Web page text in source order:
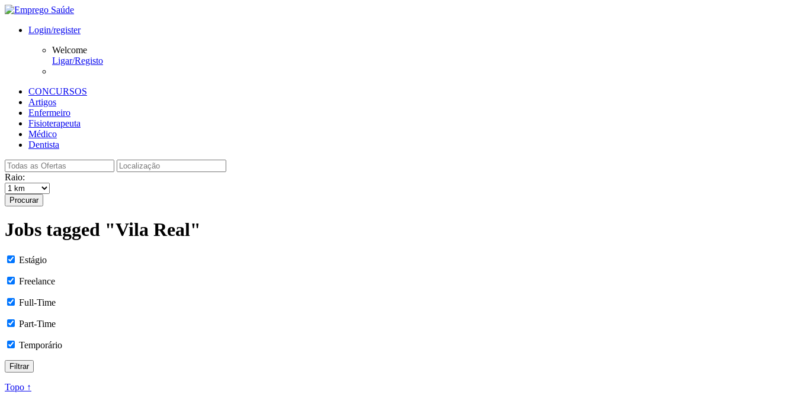
Login/register
Welcome
Ligar/Registo
CONCURSOS
Artigos
Enfermeiro
Fisioterapeuta
Médico
Dentista
Raio:
Procurar
Jobs tagged "Vila Real"
Estágio
Freelance
Full-Time
Part-Time
Temporário
Topo ↑